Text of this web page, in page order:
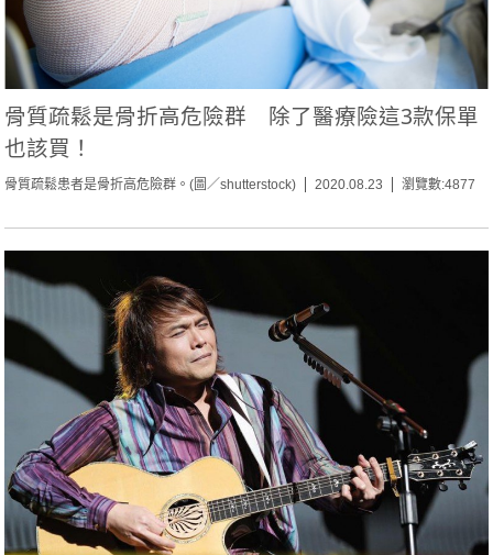
骨質疏鬆是骨折高危險群 除了醫療險這3款保單
也該買！
骨質疏鬆患者是骨折高危險群。(圖／shutterstock) 2020.08.23 瀏覽數:4877